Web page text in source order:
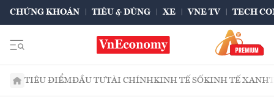
CHỨNG KHOÁN TIÊU & DÙNG XE VNE TV TECH
TIÊU ĐIỂMĐẦU TƯTÀI CHÍNHKINH TẾ SỐKINH TẾ XANH